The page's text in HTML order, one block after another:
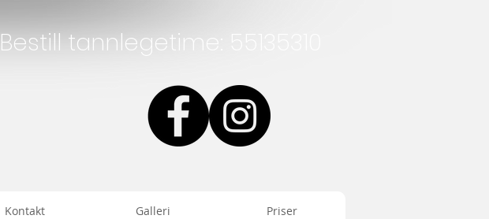
Bestill tannlegetime: 55135310
Kontakt Galleri Priser